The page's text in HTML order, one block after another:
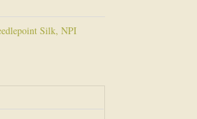
Silk, NPI